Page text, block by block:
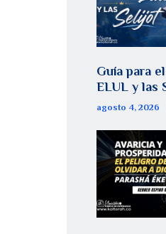
Guía para
ELUL y las
agosto 4, 2026